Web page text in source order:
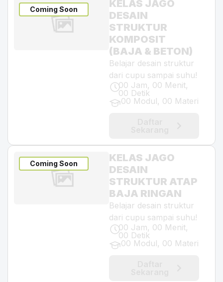
Coming Soon
KELAS JAGO
DESAIN
STRUKTUR
KOMPOSIT
(BAJA & BETON)
Belajar desain struktur
dari cupu sampai suhu!
00 Jam, 00 Menit,
00 Detik
00 Modul, 00 Materi
Coming Soon
KELAS JAGO
DESAIN
STRUKTUR ATAP
BAJA RINGAN
Belajar desain struktur
dari cupu sampai suhu!
00 Jam, 00 Menit,
00 Detik
00 Modul, 00 Materi